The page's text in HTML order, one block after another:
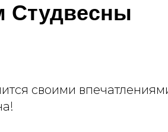
Студвесны
своими